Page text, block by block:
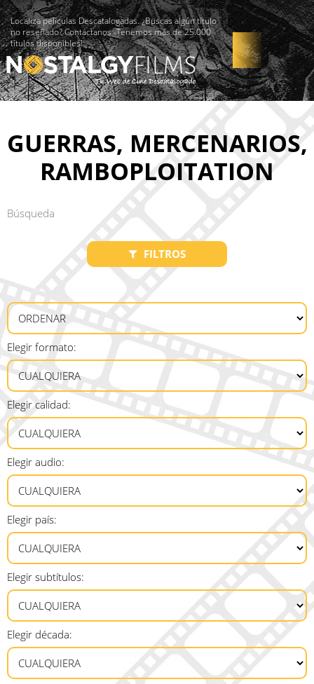
Localiza películas Descatalogadas. ¿Buscas algún título
no reseñado? Contáctanos -Tenemos más de 25.000
títulos disponibles!
GUERRAS, MERCENARIOS,
RAMBOPLOITATION
FILTROS
Elegir formato:
Elegir calidad:
Elegir audio:
Elegir país:
Elegir subtítulos:
Elegir década: